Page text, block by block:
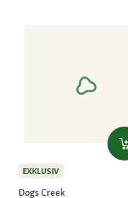
EXKLUSIV
Dogs Creek